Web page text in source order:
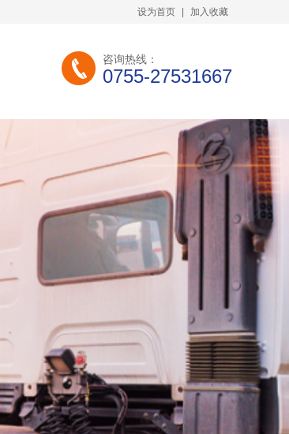
设为首页 加入收藏
咨询热线：
0755-27531667